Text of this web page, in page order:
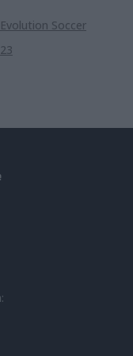
Soccer